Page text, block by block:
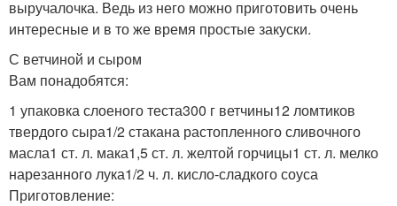
выручалочка. Ведь из него можно приготовить очень
интересные и в то же время простые закуски.
С ветчиной и сыром
Вам понадобятся:
1 упаковка слоеного теста300 г ветчины12 ломтиков
твердого сыра1/2 стакана растопленного сливочного
масла1 ст. л. мака1,5 ст. л. желтой горчицы1 ст. л. мелко
нарезанного лука1/2 ч. л. кисло-сладкого соуса
Приготовление: